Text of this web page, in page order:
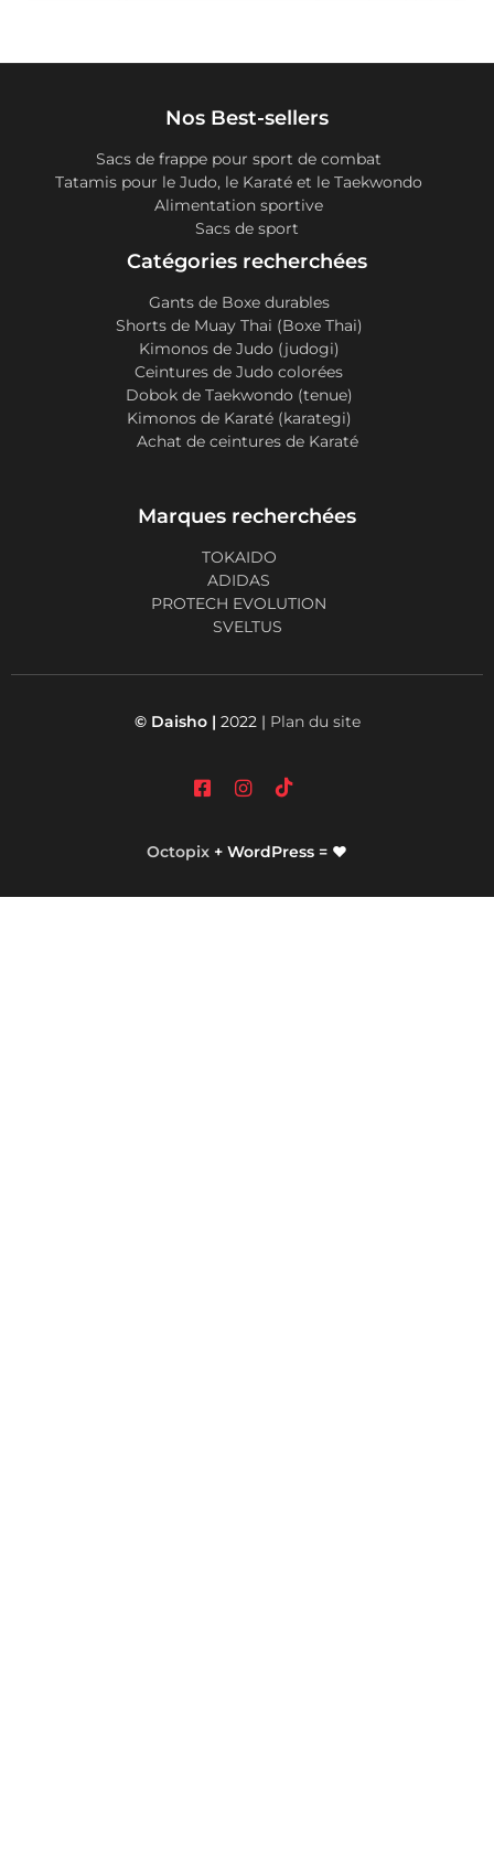
Nos Best-sellers
Sacs de frappe pour sport de combat
Tatamis pour le Judo, le Karaté et le Taekwondo
Alimentation sportive
Sacs de sport
Catégories recherchées
Gants de Boxe durables
Shorts de Muay Thai (Boxe Thai)
Kimonos de Judo (judogi)
Ceintures de Judo colorées
Dobok de Taekwondo (tenue)
Kimonos de Karaté (karategi)
Achat de ceintures de Karaté
Marques recherchées
TOKAIDO
ADIDAS
PROTECH EVOLUTION
SVELTUS
© Daisho | 2022 | Plan du site
Octopix + WordPress = ❤